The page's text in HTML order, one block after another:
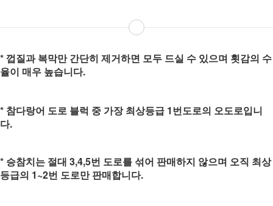
* 껍질과 복막만 간단히 제거하면 모두 드실 수 있으며 횟감의 수
율이 매우 높습니다.
* 참다랑어 도로 블럭 중 가장 최상등급 1번도로의 오도로입니
다.
* 승참치는 절대 3,4,5번 도로를 섞어 판매하지 않으며 오직 최상
등급의 1~2번 도로만 판매합니다.